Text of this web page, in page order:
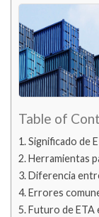
Table of
Significado de
Herramientas
Diferencia
Errores
Futuro de ETA